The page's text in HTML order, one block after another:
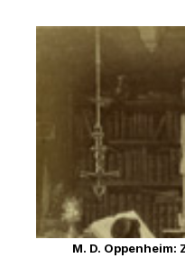
M. D. Oppenheim: